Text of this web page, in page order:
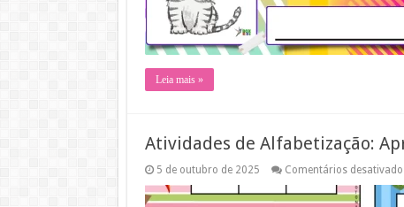
Leia mais »
Atividades de Alfabetização:
5 de outubro de 2025 Comentários